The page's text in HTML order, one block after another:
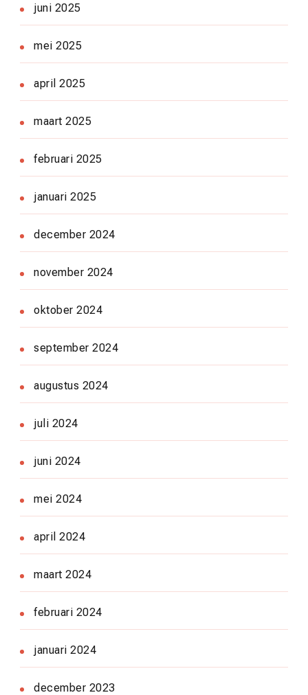
juni 2025
mei 2025
april 2025
maart 2025
februari 2025
januari 2025
december 2024
november 2024
oktober 2024
september 2024
augustus 2024
juli 2024
juni 2024
mei 2024
april 2024
maart 2024
februari 2024
januari 2024
december 2023